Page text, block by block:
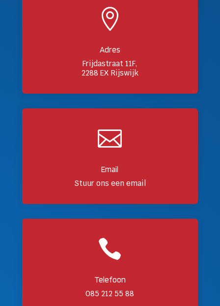

Adres
Frijdastraat 11F,
2288 EX Rijswijk

Email
Stuur ons een email

Telefoon
085 212 55 88